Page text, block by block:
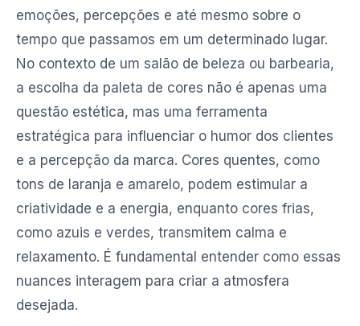
emoções, percepções e até mesmo sobre o
tempo que passamos em um determinado lugar.
No contexto de um salão de beleza ou barbearia,
a escolha da paleta de cores não é apenas uma
questão estética, mas uma ferramenta
estratégica para influenciar o humor dos clientes
e a percepção da marca. Cores quentes, como
tons de laranja e amarelo, podem estimular a
criatividade e a energia, enquanto cores frias,
como azuis e verdes, transmitem calma e
relaxamento. É fundamental entender como essas
nuances interagem para criar a atmosfera
desejada.